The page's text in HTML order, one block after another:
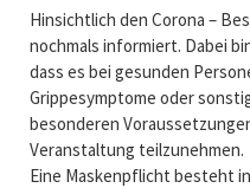
Hinsichtlich den Corona –
nochmals informiert. Dabei
dass es bei gesunden
Grippesymptome oder
besonderen
Veranstaltung teilzunehmen.
Eine Maskenpflicht besteht